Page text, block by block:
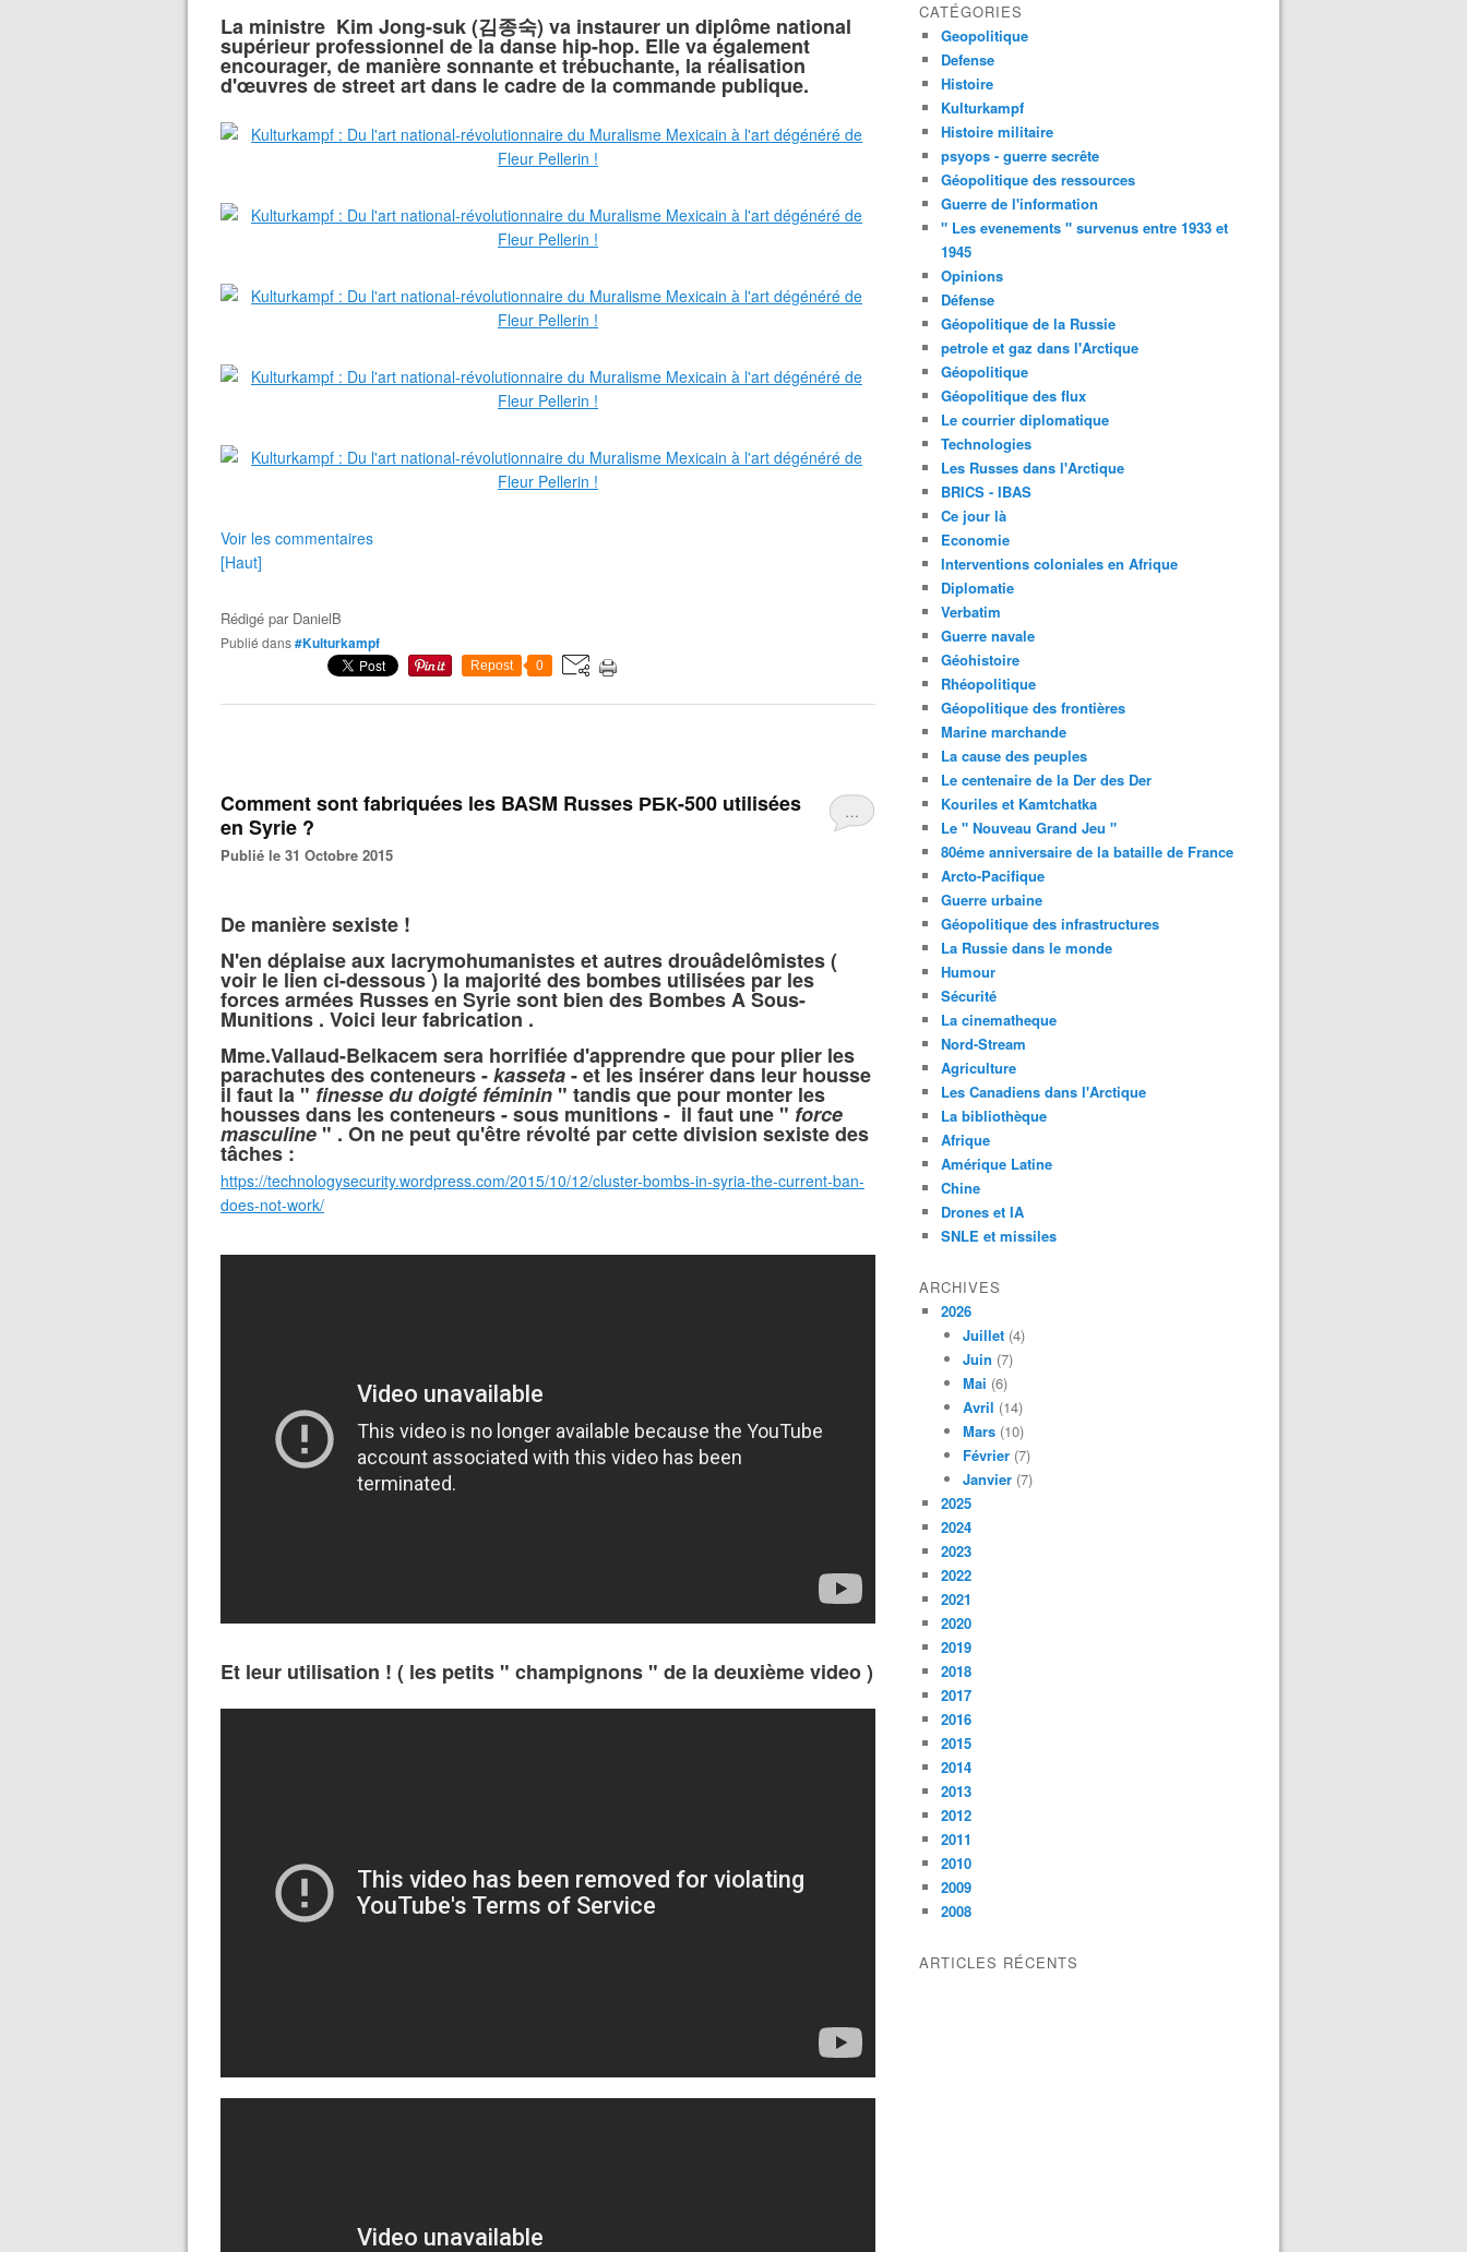
La ministre Kim Jong-suk (김종숙) va instaurer un diplôme national
supérieur professionnel de la danse hip-hop. Elle va également
encourager, de manière sonnante et trébuchante, la réalisation
d'œuvres de street art dans le cadre de la commande publique.
Voir les commentaires
[Haut]
Rédigé par DanielB
Publié dans#Kulturkampf
Repost 0
…
Comment sont fabriquées les BASM Russes РБК-500 utilisées
en Syrie ?
Publié le 31 Octobre 2015
De manière sexiste !
N'en déplaise aux lacrymohumanistes et autres drouâdelômistes (
voir le lien ci-dessous ) la majorité des bombes utilisées par les
forces armées Russes en Syrie sont bien des Bombes A Sous-
Munitions . Voici leur fabrication .
Mme.Vallaud-Belkacem sera horrifiée d'apprendre que pour plier les
parachutes des conteneurs -kasseta- et les insérer dans leur housse
il faut la " finesse du doigté féminin " tandis que pour monter les
housses dans les conteneurs - sous munitions - il faut une " force
masculine " . On ne peut qu'être révolté par cette division sexiste des
tâches :
https://technologysecurity.wordpress.com/2015/10/12/cluster-bombs-in-syria-the-current-ban-
does-not-work/
Et leur utilisation ! ( les petits " champignons " de la deuxième video )
CATÉGORIES
Geopolitique
Defense
Histoire
Kulturkampf
Histoire militaire
psyops - guerre secrête
Géopolitique des ressources
Guerre de l'information
" Les evenements " survenus entre 1933 et
1945
Opinions
Défense
Géopolitique de la Russie
petrole et gaz dans l'Arctique
Géopolitique
Géopolitique des flux
Le courrier diplomatique
Technologies
Les Russes dans l'Arctique
BRICS - IBAS
Ce jour là
Economie
Interventions coloniales en Afrique
Diplomatie
Verbatim
Guerre navale
Géohistoire
Rhéopolitique
Géopolitique des frontières
Marine marchande
La cause des peuples
Le centenaire de la Der des Der
Kouriles et Kamtchatka
Le " Nouveau Grand Jeu "
80éme anniversaire de la bataille de France
Arcto-Pacifique
Guerre urbaine
Géopolitique des infrastructures
La Russie dans le monde
Humour
Sécurité
La cinematheque
Nord-Stream
Agriculture
Les Canadiens dans l'Arctique
La bibliothèque
Afrique
Amérique Latine
Chine
Drones et IA
SNLE et missiles
ARCHIVES
2026
Juillet (4)
Juin (7)
Mai (6)
Avril (14)
Mars (10)
Février (7)
Janvier (7)
2025
2024
2023
2022
2021
2020
2019
2018
2017
2016
2015
2014
2013
2012
2011
2010
2009
2008
ARTICLES RÉCENTS